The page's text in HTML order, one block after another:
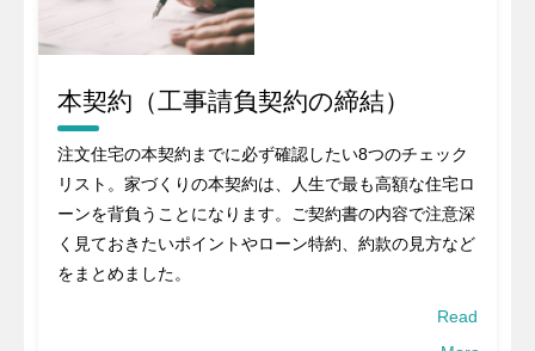
本契約（工事請負契約の締結）
注文住宅の本契約までに必ず確認したい8つのチェック
リスト。家づくりの本契約は、人生で最も高額な住宅ロ
ーンを背負うことになります。ご契約書の内容で注意深
く見ておきたいポイントやローン特約、約款の見方など
をまとめました。
Read